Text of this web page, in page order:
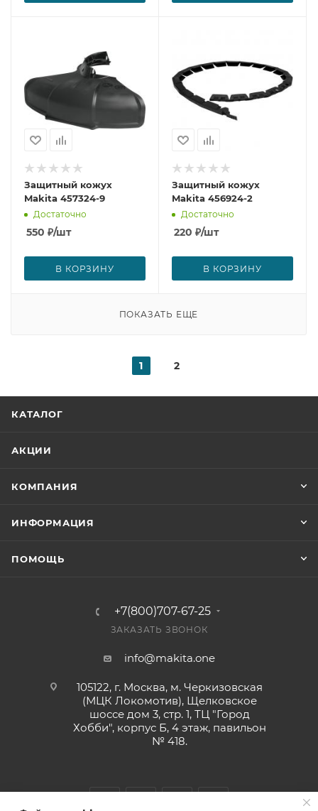
Защитный кожух
Makita 457324-9
Достаточно
550 ₽/шт
В КОРЗИНУ
Защитный кожух
Makita 456924-2
Достаточно
220 ₽/шт
В КОРЗИНУ
ПОКАЗАТЬ ЕЩЕ
1 2
КАТАЛОГ
АКЦИИ
КОМПАНИЯ
ИНФОРМАЦИЯ
ПОМОЩЬ
+7(800)707-67-25
ЗАКАЗАТЬ ЗВОНОК
info@makita.one
105122, г. Москва, м. Черкизовская
(МЦК Локомотив), Щелковское
шоссе дом 3, стр. 1, ТЦ "Город
Хобби", корпус Б, 4 этаж, павильон
№ 418.